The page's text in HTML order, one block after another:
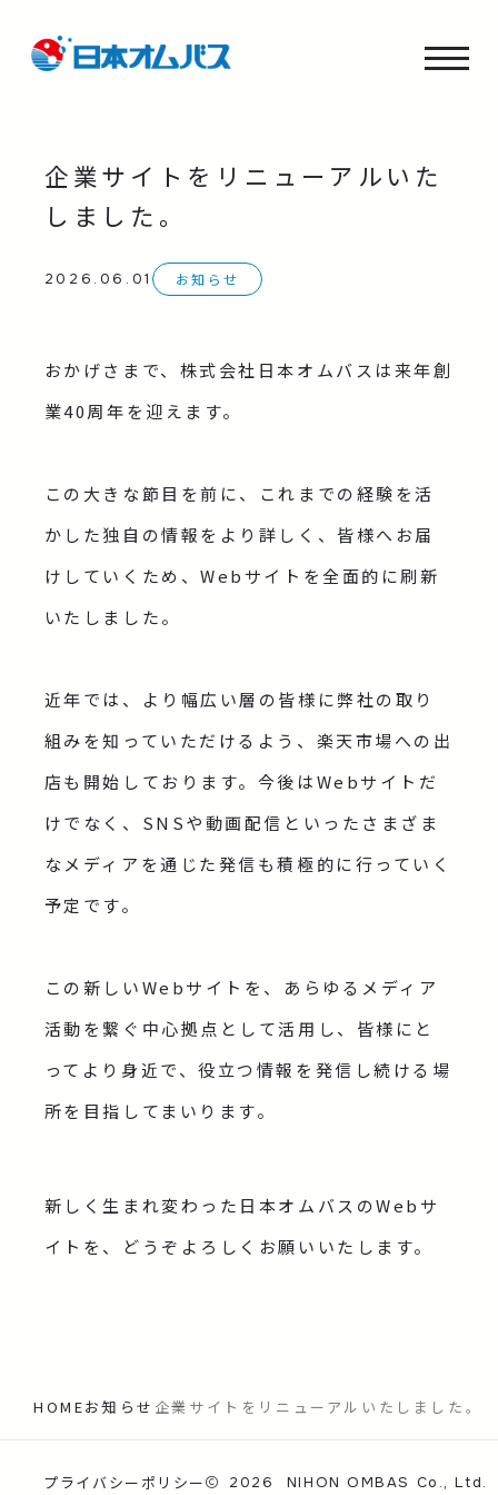
企業サイトをリニューアルいた
しました。
2026.06.01 お知らせ
おかげさまで、株式会社日本オムバスは来年創
業40周年を迎えます。
この大きな節目を前に、これまでの経験を活
かした独自の情報をより詳しく、皆様へお届
けしていくため、Webサイトを全面的に刷新
いたしました。
近年では、より幅広い層の皆様に弊社の取り
組みを知っていただけるよう、楽天市場への出
店も開始しております。今後はWebサイトだ
けでなく、SNSや動画配信といったさまざま
なメディアを通じた発信も積極的に行っていく
予定です。
この新しいWebサイトを、あらゆるメディア
活動を繋ぐ中心拠点として活用し、皆様にと
ってより身近で、役立つ情報を発信し続ける場
所を目指してまいります。
新しく生まれ変わった日本オムバスのWebサ
イトを、どうぞよろしくお願いいたします。
HOMEお知らせ 企業サイトをリニューアルいたしました。
プライバシーポリシー 2026 NIHON OMBAS Co., Ltd.